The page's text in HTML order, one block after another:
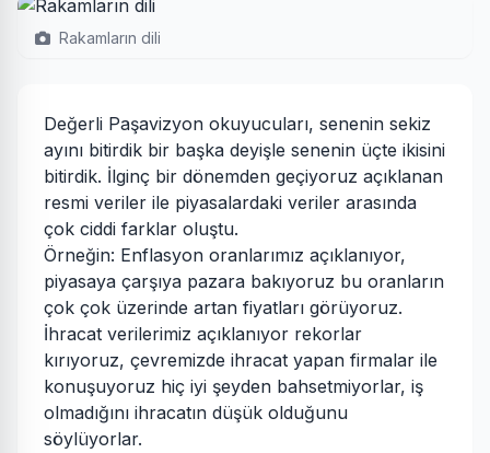
Rakamların dili
Değerli Paşavizyon okuyucuları, senenin sekiz
ayını bitirdik bir başka deyişle senenin üçte ikisini
bitirdik. İlginç bir dönemden geçiyoruz açıklanan
resmi veriler ile piyasalardaki veriler arasında
çok ciddi farklar oluştu.
Örneğin: Enflasyon oranlarımız açıklanıyor,
piyasaya çarşıya pazara bakıyoruz bu oranların
çok çok üzerinde artan fiyatları görüyoruz.
İhracat verilerimiz açıklanıyor rekorlar
kırıyoruz, çevremizde ihracat yapan firmalar ile
konuşuyoruz hiç iyi şeyden bahsetmiyorlar, iş
olmadığını ihracatın düşük olduğunu
söylüyorlar.